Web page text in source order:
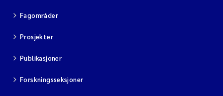
Fagområder
Prosjekter
Publikasjoner
Forskningsseksjoner